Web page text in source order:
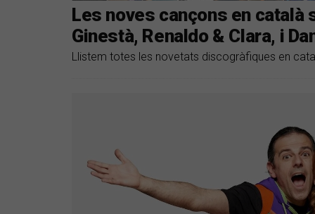
Les noves cançons en català
Ginestà, Renaldo & Clara, i
Llistem totes les novetats discogràfiques en